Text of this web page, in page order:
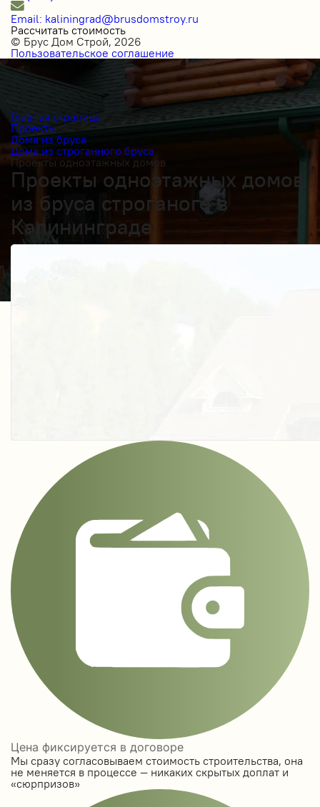
Email: kaliningrad@brusdomstroy.ru
Рассчитать стоимость
© Брус Дом Строй, 2026
Пользовательское соглашение
Главная страница
Проекты
Дома из бруса
Дома из строганного бруса
Проекты одноэтажных домов
Проекты одноэтажных домов
из бруса строганого в
Калининграде
Получить косультацию
Цена фиксируется в договоре
Мы сразу согласовываем стоимость строительства, она
не меняется в процессе — никаких скрытых доплат и
«сюрпризов»